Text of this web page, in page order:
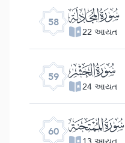
58 ﯧ
22 આયત
59 ﯨ
24 આયત
60 ﯩ